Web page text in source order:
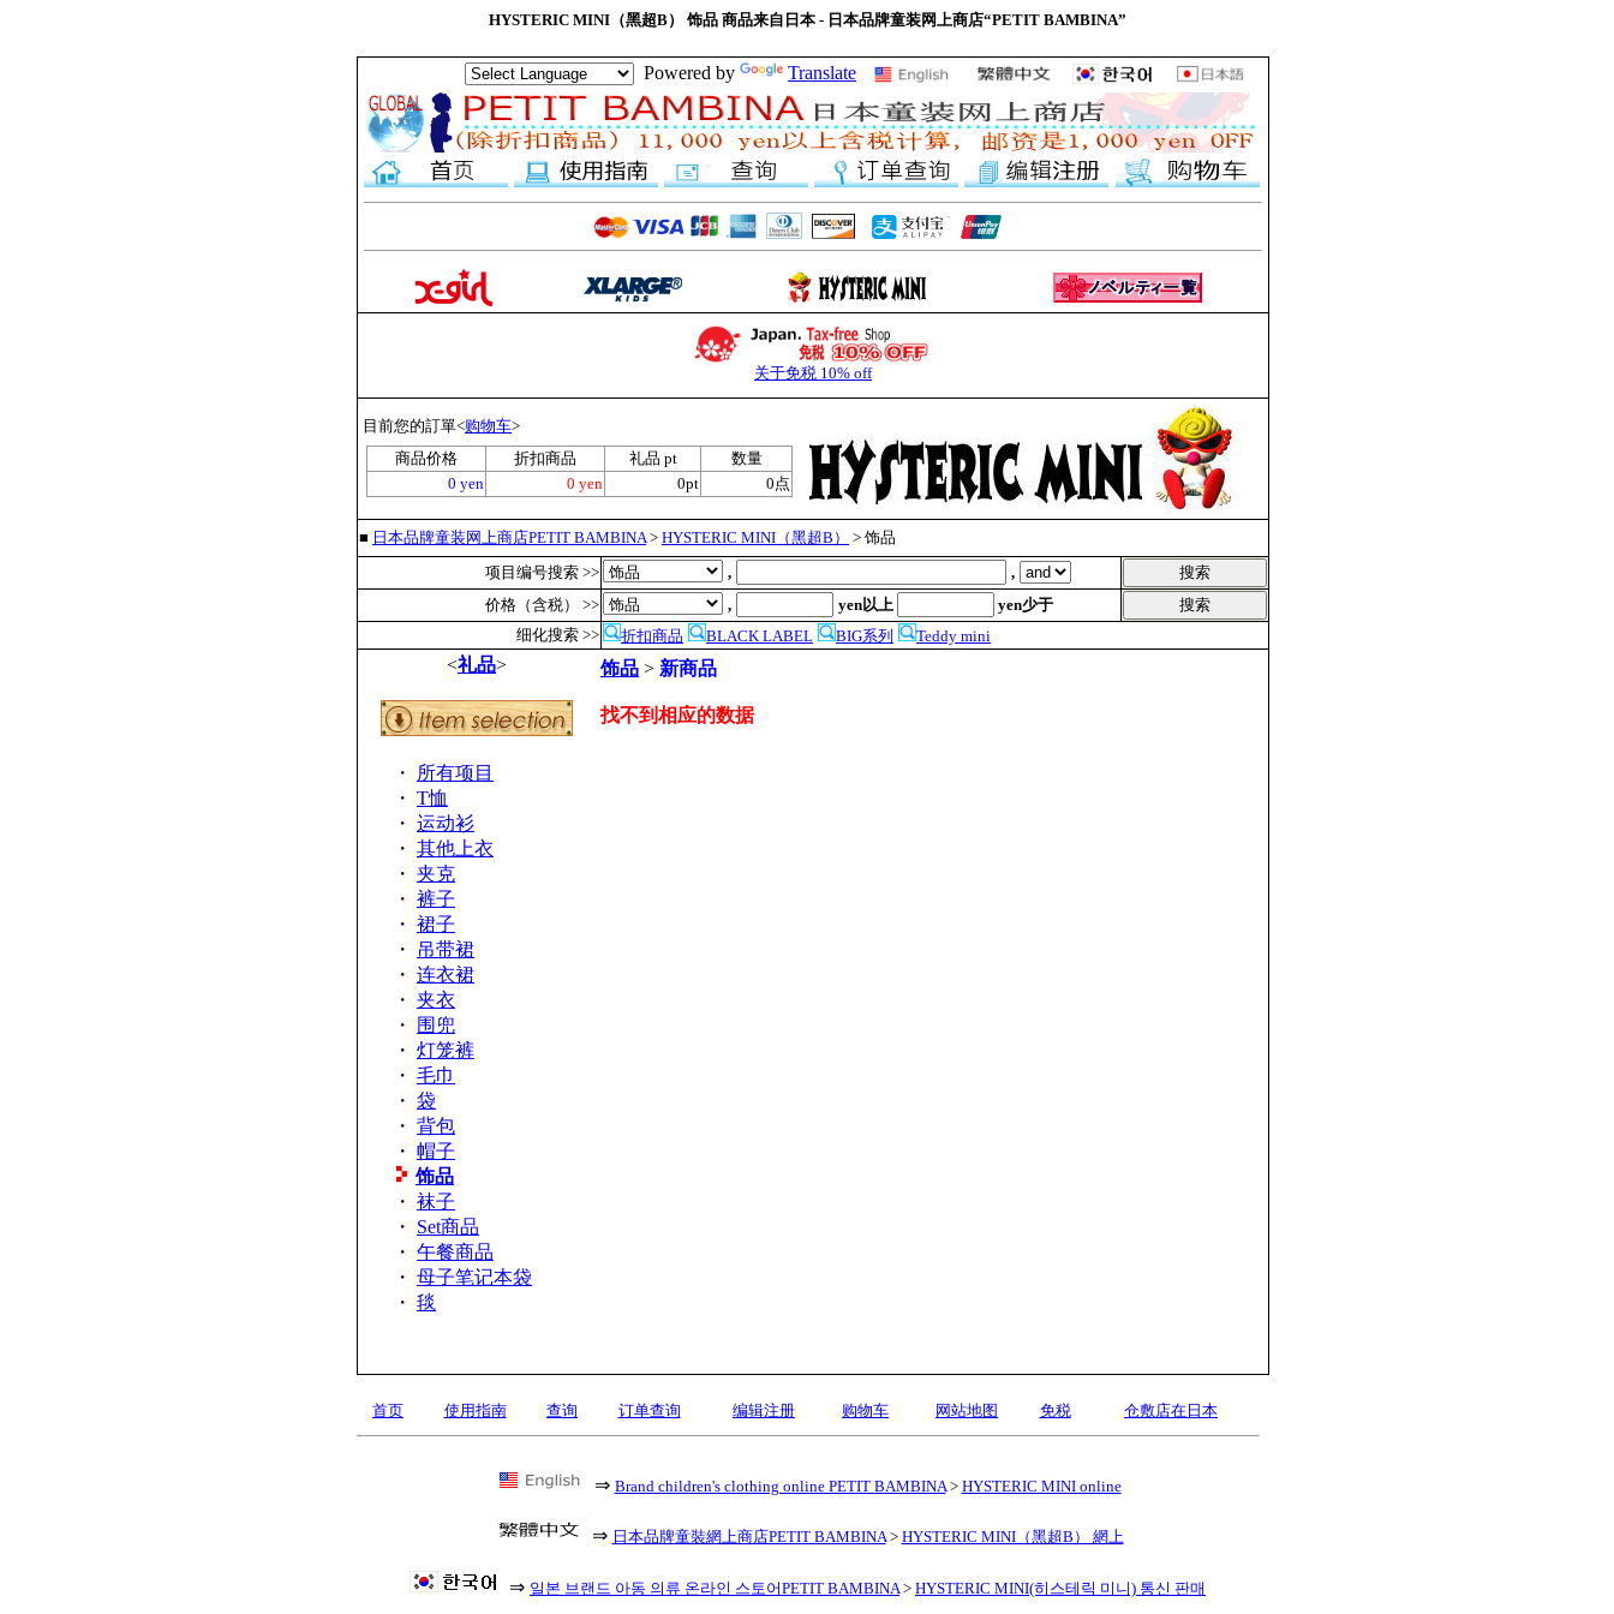
HYSTERIC MINI（黑超B） 饰品 商品来自日本 - 日本品牌童装网上商店“PETIT BAMBINA”
Powered by Translate
关于免税 10% off
目前您的訂單<购物车>
商品价格
折扣商品 礼品 pt
数量
0 yen
0 yen 0pt 0点
■ 日本品牌童装网上商店PETIT BAMBINA> HYSTERIC MINI（黑超B）
> 饰品
项目编号搜索 >>
,
,
价格（含税） >>
, yen以上
yen少于
细化搜索 >>
折扣商品 BLACK LABEL BIG系列 Teddy mini
<礼品>
・ 所有项目
・ T恤
・ 运动衫
・ 其他上衣
・ 夹克
・ 裤子
・ 裙子
・
吊带裙
・ 连衣裙
・ 夹衣
・
围兜
・ 灯笼裤
・ 毛巾
・ 袋
・ 背包
・ 帽子
饰品
・ 袜子
・ Set商品
・ 午餐商品
・ 母子笔记本袋
・ 毯
饰品 > 新商品
找不到相应的数据
首页 使用指南 查询 订单查询 编辑注册 购物车 网站地图 免税 仓敷店在日本
⇒ Brand children's clothing online PETIT BAMBINA> HYSTERIC MINI online
⇒ 日本品牌童裝網上商店PETIT BAMBINA> HYSTERIC MINI（黑超B） 網上
⇒ 일본 브랜드 아동 의류 온라인 스토어PETIT BAMBINA> HYSTERIC MINI(히스테릭 미니) 통신 판매